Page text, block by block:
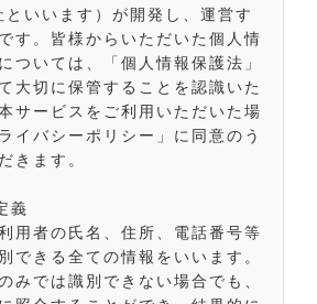
いいます）が開発し、運営す
す。皆様からいただいた個人情
ついては、「個人情報保護法」
大切に保管することを認識いた
サービスをご利用いただいた場
イバシーポリシー」に同意のう
きます。
義
用者の氏名、住所、電話番号等
できる全ての情報をいいます。
みでは識別できない場合でも、